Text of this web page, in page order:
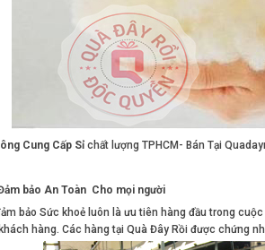
Cung Cấp Sỉ chất lượng TPHCM- Bán Tại
bảo An Toàn Cho mọi người
bảo Sức khoẻ luôn là ưu tiên hàng đầu trong
hàng. Các hàng tại Quà Đây Rồi được chứng